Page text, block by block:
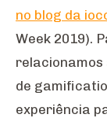
no blog da
Week 2019).
relacionamos
de
experiência